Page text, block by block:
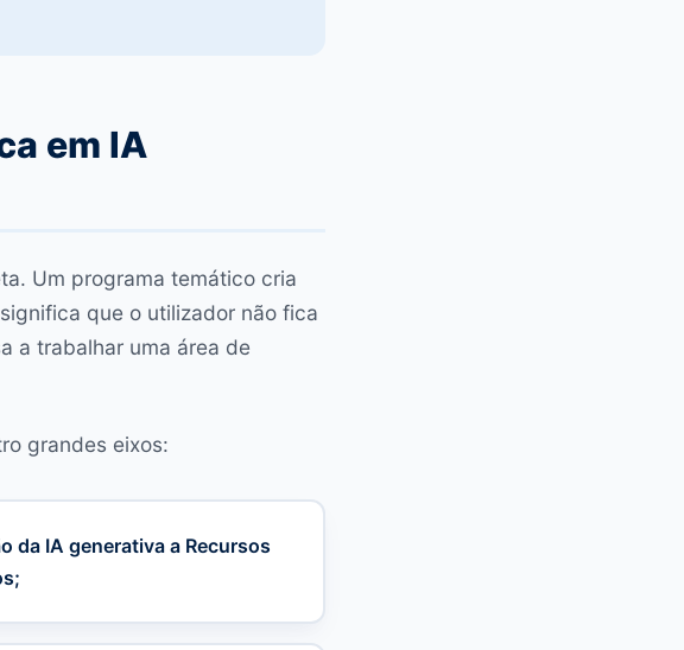
em IA
Um programa temático cria
que o utilizador não fica
a trabalhar uma área de
grandes eixos:
da IA generativa a Recursos